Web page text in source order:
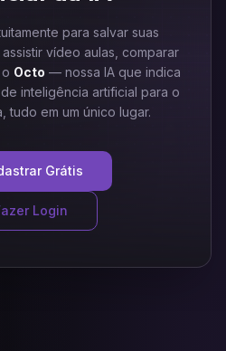
para salvar suas
vídeo aulas, comparar
Octo — nossa IA que indica
inteligência artificial para o
tudo em um único lugar.
Grátis
Login